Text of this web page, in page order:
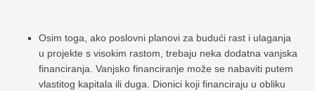
Osim toga, ako poslovni planovi za budući rast i ulaganja
u projekte s visokim rastom, trebaju neka dodatna vanjska
financiranja. Vanjsko financiranje može se nabaviti putem
vlastitog kapitala ili duga. Dionici koji financiraju u obliku